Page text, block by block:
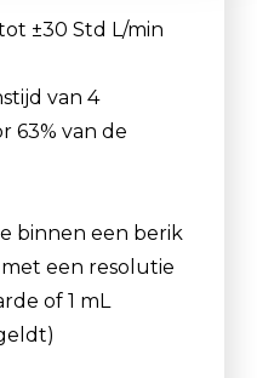
±30 Std L/min
van 4
63% van de
binnen een berik
een resolutie
of 1 mL